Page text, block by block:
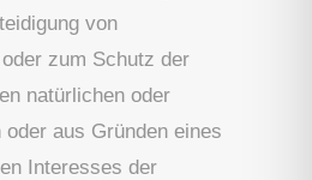
von
zum Schutz der
natürlichen oder
aus Gründen eines
Interesses der